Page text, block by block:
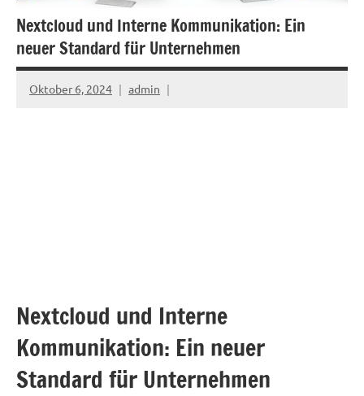
Nextcloud und Interne Kommunikation: Ein
neuer Standard für Unternehmen
Oktober 6, 2024 admin
Nextcloud und Interne
Kommunikation: Ein neuer
Standard für Unternehmen